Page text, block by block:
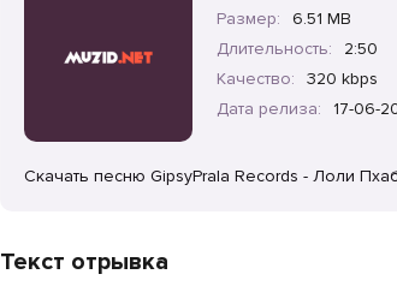
Размер:
6.51 MB
Длительность:
2:50
Качество:
320 kbps
Дата релиза:
17-06-
Скачать песню GipsyPrala Records - Лоли
Текст отрывка